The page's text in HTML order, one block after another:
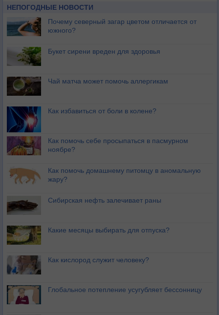
НЕПОГОДНЫЕ НОВОСТИ
Почему северный загар цветом отличается от
южного?
Букет сирени вреден для здоровья
Чай матча может помочь аллергикам
Как избавиться от боли в колене?
Как помочь себе просыпаться в пасмурном
ноябре?
Как помочь домашнему питомцу в аномальную
жару?
Сибирская нефть залечивает раны
Какие месяцы выбирать для отпуска?
Как кислород служит человеку?
Глобальное потепление усугубляет бессонницу